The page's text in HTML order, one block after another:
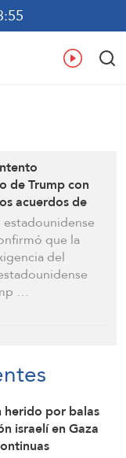
de Trump con
acuerdos de
de Abraham ha
que la
del
…
herido por balas
israelí en Gaza